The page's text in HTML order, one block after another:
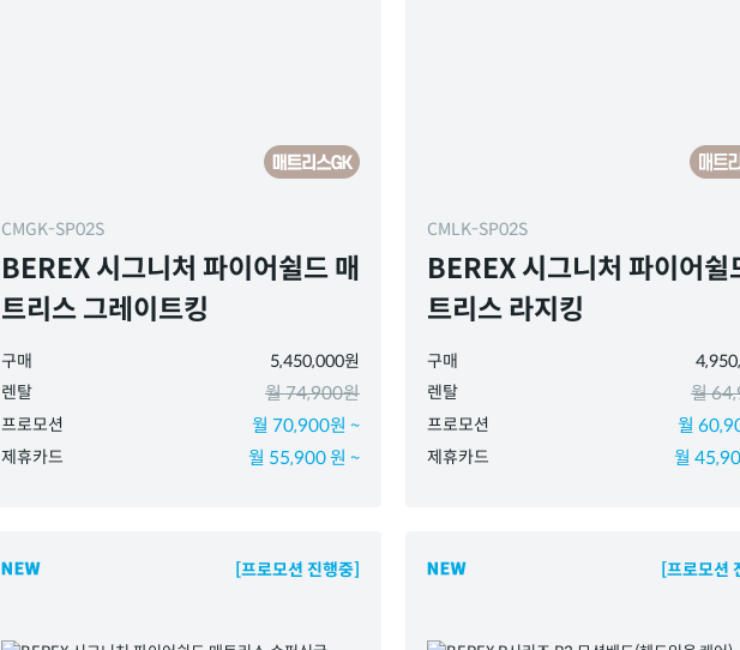
CMGK-SP02S
BEREX 시그니처 파이어쉴드 매
트리스 그레이트킹
구매
5,450,000원
렌탈
월 74,900원
프로모션 월 70,900원 ~
제휴카드 월 55,900 원 ~
CMLK-SP02S
BEREX 시그니처 파이어쉴
트리스 라지킹
구매
렌탈
월
프로모션 월
제휴카드 월
[프로모션 진행중] [프로모션